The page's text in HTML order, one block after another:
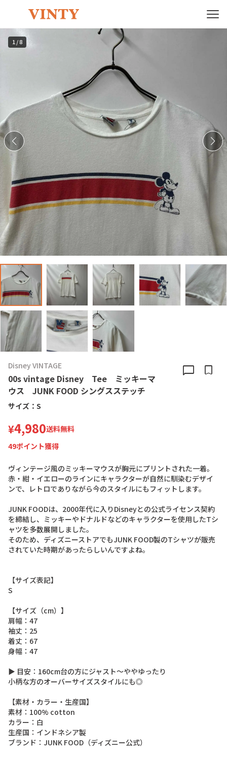
1 /8
Disney VINTAGE
00s vintage Disney Tee ミッキーマ
ウス JUNK FOOD シングスステッチ
chat_bubble bookmark
サイズ： S
¥4,980送料無料
49ポイント獲得
ヴィ ンテージ風のミ ッキーマウスが胸元にプリ ン ト された一着。
赤 ・ 紺 ・ イエローのライ ンにキャラクターが自然に馴染むデザイ
ンで、 レ ト ロでありながら今のスタイルにも フィ ッ ト します。
JUNK FOODは、 2000年代に入りDisneyとの公式ライセンス契約
を締結し、 ミ ッキーや ドナル ドなどのキャラクターを使用 したTシ
ャツを多数展開 しま した。
そのため、 ディ ズニース トアでもJUNK FOOD製のTシャツが販売
されていた時期があったら しいんですよね。
【サイズ表記】
S
【サイズ （cm） 】
肩幅 ： 47
袖丈 ： 25
着丈 ： 67
身幅 ： 47
▶ 目安 ： 160cm台の方にジャス ト〜ややゆったり
小柄な方のオーバーサイズスタイルにも◎
【素材 ・ カラー ・ 生産国】
素材 ： 100% cotton
カラー ： 白
生産国 ： イ ン ドネシア製
ブラ ン ド ： JUNK FOOD （ディ ズニー公式）